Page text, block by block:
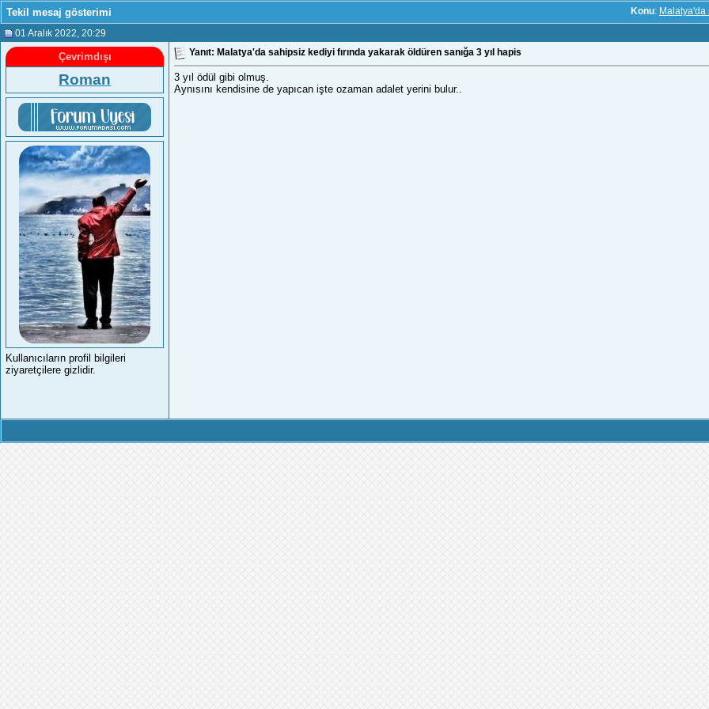
Konu: Malatya'da
Tekil mesaj gösterimi
01 Aralık 2022 , 20:29
Çevrimdışı
Roman
Kullanıcıların profil bilgileri
ziyaretçilere gizlidir.
Yanıt: Malatya'da sahipsiz kediyi fırında yakarak öldüren sanığa 3 yıl hapis
3 yıl ödül gibi olmuş.
Aynısını kendisine de yapıcan işte ozaman adalet yerini bulur..